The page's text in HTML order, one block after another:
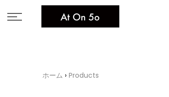
to
ホーム Products